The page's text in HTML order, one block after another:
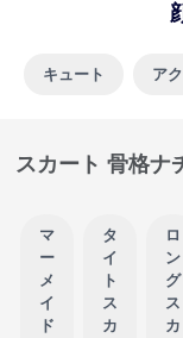
キュート ア
スカート 骨格ナ
マ
ー
メ
イ
ド
タ
イ
ト
ス
カ
ロ
ン
グ
ス
カ